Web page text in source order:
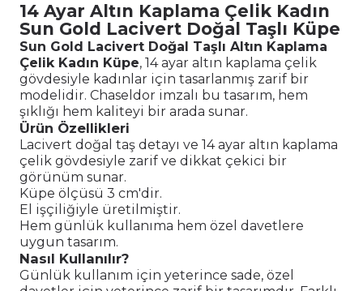
14 Ayar Altın Kaplama Çelik Kadın
Sun Gold Lacivert Doğal Taşlı Küpe
Sun Gold Lacivert Doğal Taşlı Altın Kaplama
Çelik Kadın Küpe, 14 ayar altın kaplama çelik
gövdesiyle kadınlar için tasarlanmış zarif bir
modelidir. Chaseldor imzalı bu tasarım, hem
şıklığı hem kaliteyi bir arada sunar.
Ürün Özellikleri
Lacivert doğal taş detayı ve 14 ayar altın kaplama
çelik gövdesiyle zarif ve dikkat çekici bir
görünüm sunar.
Küpe ölçüsü 3 cm'dir.
El işçiliğiyle üretilmiştir.
Hem günlük kullanıma hem özel davetlere
uygun tasarım.
Nasıl Kullanılır?
Günlük kullanım için yeterince sade, özel